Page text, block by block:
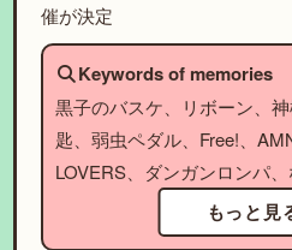
催が決定
Keywords of memories
黒子のバスケ、リボーン、
匙、弱虫ペダル、Free!、
LOVERS、ダンガンロンパ
もっと見